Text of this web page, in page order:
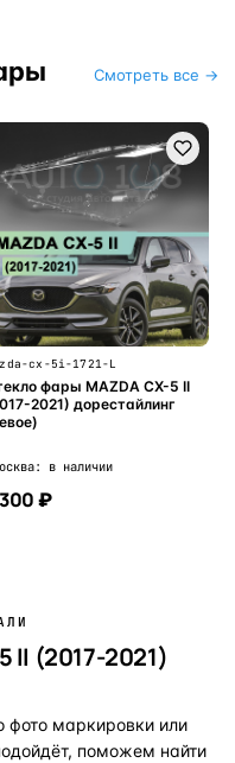
Смотреть все →
cx-5i-1721-L
фары MAZDA CX-5 II
2021) дорестайлинг
в наличии
₽
II (2017-2021)
маркировки или
поможем найти